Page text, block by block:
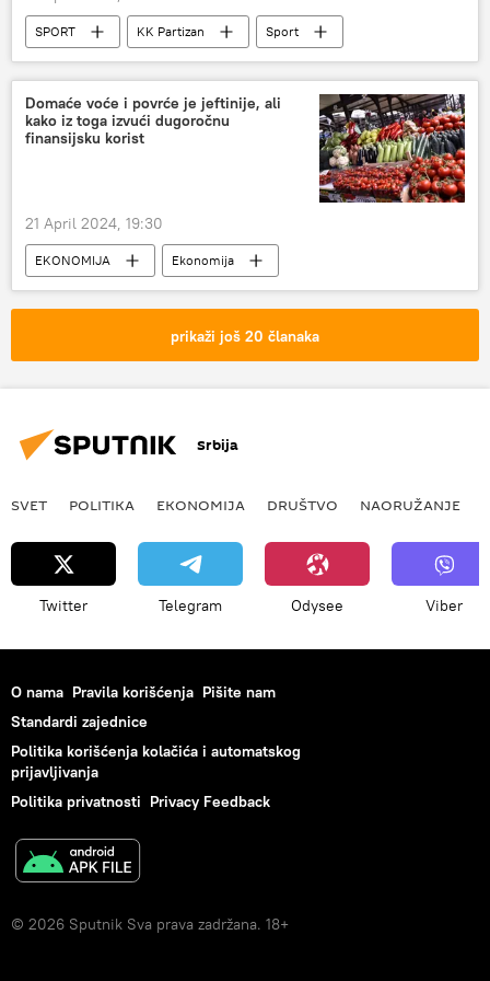
SPORT KK Partizan
Sport
Košarka
Domaće voće i povrće je jeftinije, ali
kako iz toga izvući dugoročnu
finansijsku korist
21 April 2024, 19:30
EKONOMIJA
Ekonomija
Srbija – ekonomija
Turizam i trgovina
prikaži još 20 članaka
Srbija
SVET POLITIKA EKONOMIJA DRUŠTVO NAORUŽANJE
Twitter Telegram Odysee Viber
O nama Pravila korišćenja Pišite nam
Standardi zajednice
Politika korišćenja kolačića i automatskog
prijavljivanja
Politika privatnosti Privacy Feedback
© 2026 Sputnik Sva prava zadržana. 18+